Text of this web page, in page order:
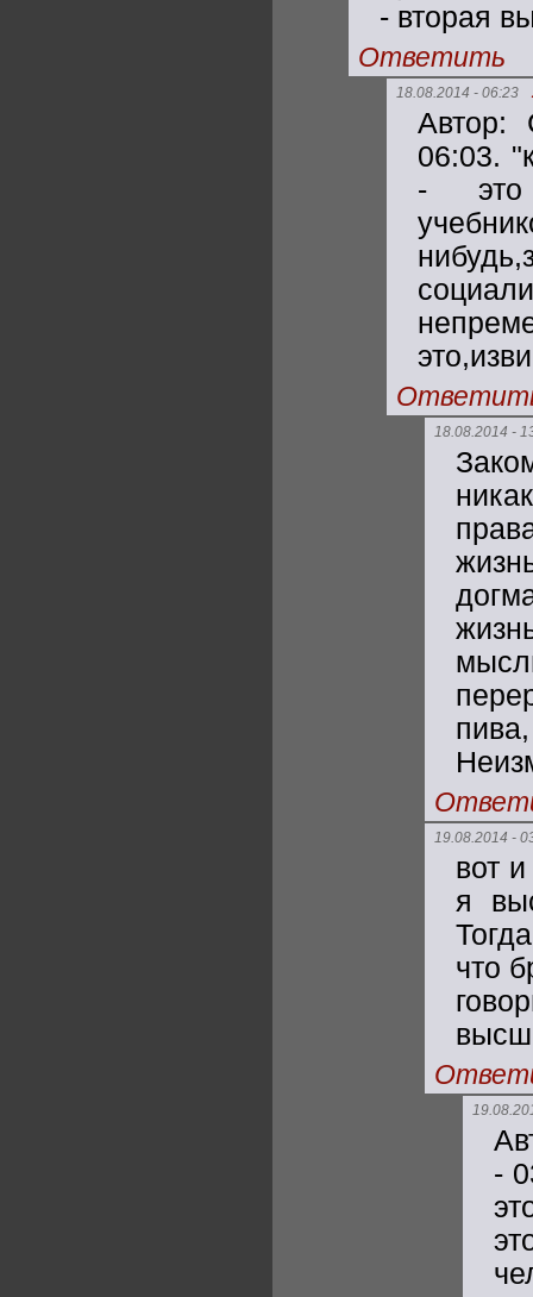
- вторая
Ответить
18.08.2014 - 06:23
Автор:
06:03.
- это
18.08.2014 -
19.08.2014 -
вот
я
что
-